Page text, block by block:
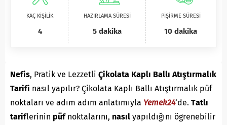
KAÇ KİŞİLİK
4
HAZIRLAMA SÜRESİ
5 dakika
PİŞİRME SÜRESİ
10 dakika
Nefis, Pratik ve Lezzetli Çikolata Kaplı Ballı Atıştırmalık
Tarifi nasıl yapılır? Çikolata Kaplı Ballı Atıştırmalık püf
noktaları ve adım adım anlatımıyla Yemek24‘de. Tatlı
tariflerinin püfnoktalarını, nasıl yapıldığını ögrenebilir